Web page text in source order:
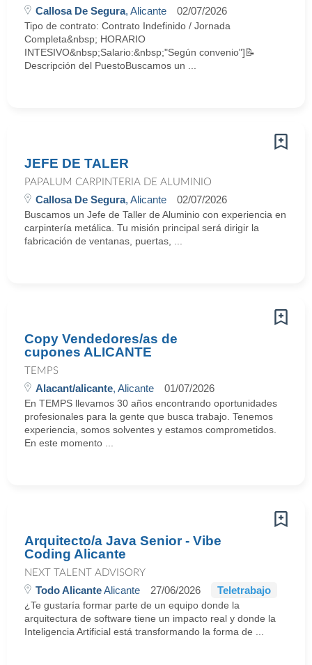
Callosa De Segura, Alicante 02/07/2026
Tipo de contrato: Contrato Indefinido / Jornada
Completa&nbsp; HORARIO
INTESIVO&nbsp;Salario:&nbsp;"Según convenio"]📝
Descripción del PuestoBuscamos un ...
JEFE DE TALER
PAPALUM CARPINTERIA DE ALUMINIO
Callosa De Segura, Alicante 02/07/2026
Buscamos un Jefe de Taller de Aluminio con experiencia en
carpintería metálica. Tu misión principal será dirigir la
fabricación de ventanas, puertas, ...
Copy Vendedores/as de
cupones ALICANTE
TEMPS
Alacant/alicante, Alicante 01/07/2026
En TEMPS llevamos 30 años encontrando oportunidades
profesionales para la gente que busca trabajo. Tenemos
experiencia, somos solventes y estamos comprometidos.
En este momento ...
Arquitecto/a Java Senior - Vibe
Coding Alicante
NEXT TALENT ADVISORY
Todo AlicanteAlicante 27/06/2026 Teletrabajo
¿Te gustaría formar parte de un equipo donde la
arquitectura de software tiene un impacto real y donde la
Inteligencia Artificial está transformando la forma de ...